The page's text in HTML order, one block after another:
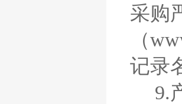
采购
（
记录
9.